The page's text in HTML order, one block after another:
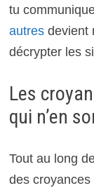
tu
autresdevient
décrypter les
Les
qui n’en
Tout au long
des